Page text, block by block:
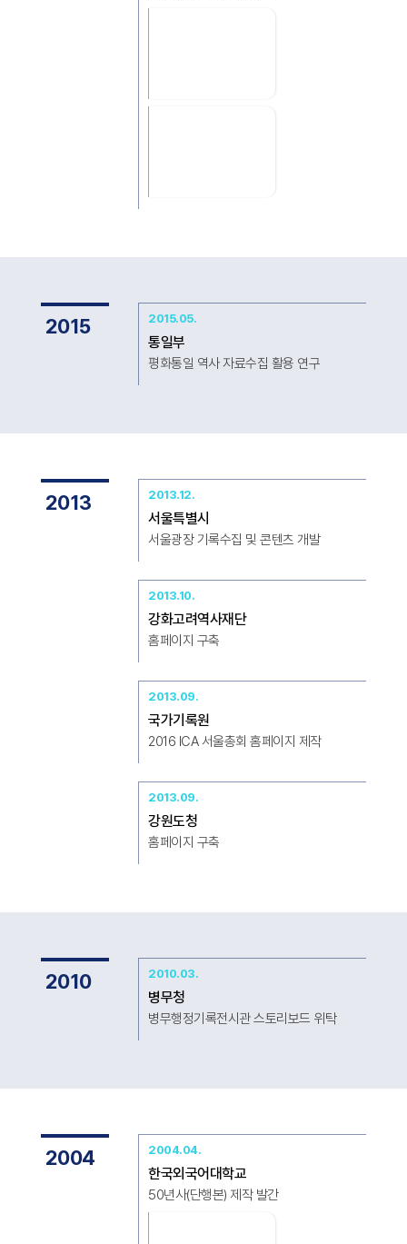
2015 2015.05.
통일부
평화통일 역사 자료수집 활용 연구
2013 2013.12.
서울특별시
서울광장 기록수집 및 콘텐츠 개발
2013.10.
강화고려역사재단
홈페이지 구축
2013.09.
국가기록원
2016 ICA 서울총회 홈페이지 제작
2013.09.
강원도청
홈페이지 구축
2010 2010.03.
병무청
병무행정기록전시관 스토리보드 위탁
2004 2004.04.
한국외국어대학교
50년사(단행본) 제작 발간